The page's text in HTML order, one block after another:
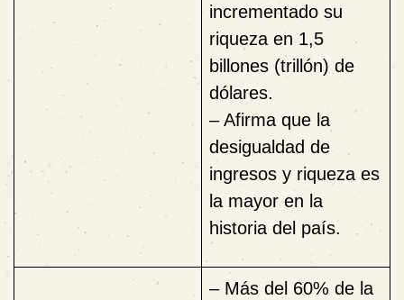
incrementado su
riqueza en 1,5
billones (trillón) de
dólares.
– Afirma que la
desigualdad de
ingresos y riqueza es
la mayor en la
historia del país.
– Más del 60% de la